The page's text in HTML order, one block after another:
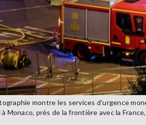
montre les services d'urgence
Monaco, près de la frontière avec la